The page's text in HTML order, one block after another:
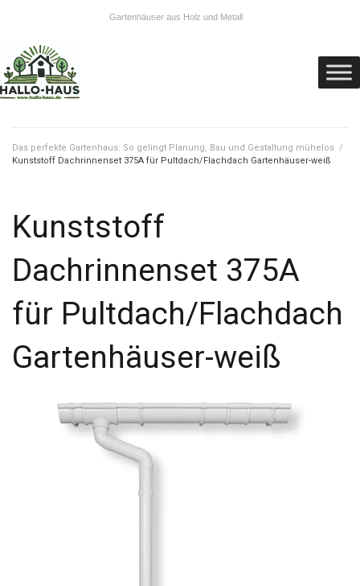
Gartenhäuser aus Holz und Metall
Das perfekte Gartenhaus: So gelingt Planung, Bau und Gestaltung mühelos /
Kunststoff Dachrinnenset 375A für Pultdach/Flachdach Gartenhäuser-weiß
Kunststoff
Dachrinnenset 375A
für Pultdach/Flachdach
Gartenhäuser-weiß